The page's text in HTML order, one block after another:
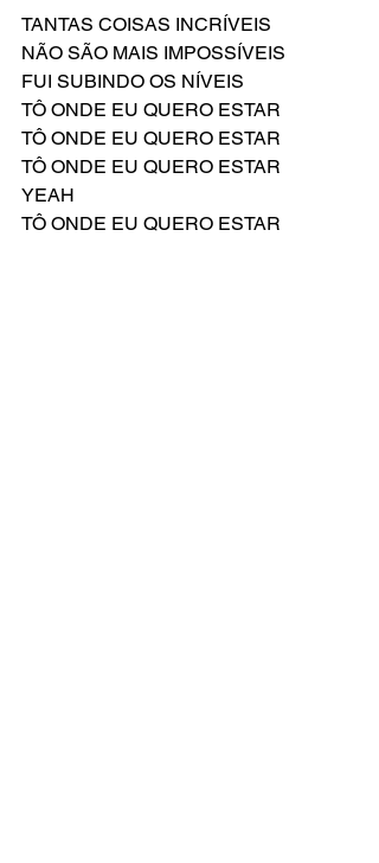
TANTAS COISAS INCRÍVEIS
NÃO SÃO MAIS IMPOSSÍVEIS
FUI SUBINDO OS NÍVEIS
TÔ ONDE EU QUERO ESTAR
TÔ ONDE EU QUERO ESTAR
TÔ ONDE EU QUERO ESTAR
YEAH
TÔ ONDE EU QUERO ESTAR